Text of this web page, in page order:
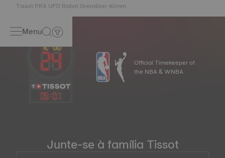
Tissot PRX UFO Robot Grendizer 40mm
Menu
05:01
Official Timekeeper of
the NBA & WNBA
Junte-se à família Tissot